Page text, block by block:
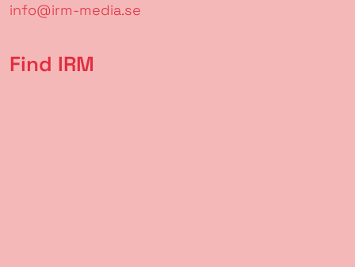
info@irm-media.se
Find IRM